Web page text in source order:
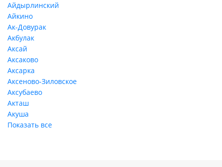
Айдырлинский
Айкино
Ак-Довурак
Акбулак
Аксай
Аксаково
Аксарка
Аксеново-Зиловское
Аксубаево
Акташ
Акуша
Показать все